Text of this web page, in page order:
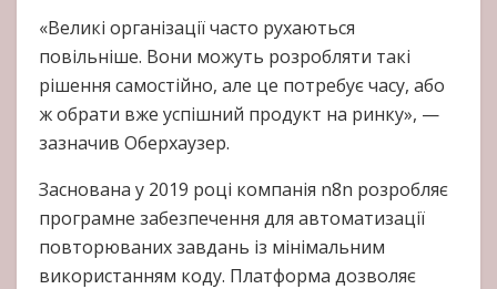
«Великі організації часто рухаються
повільніше. Вони можуть розробляти такі
рішення самостійно, але це потребує часу, або
ж обрати вже успішний продукт на ринку», —
зазначив Оберхаузер.
Заснована у 2019 році компанія n8n розробляє
програмне забезпечення для автоматизації
повторюваних завдань із мінімальним
використанням коду. Платформа дозволяє